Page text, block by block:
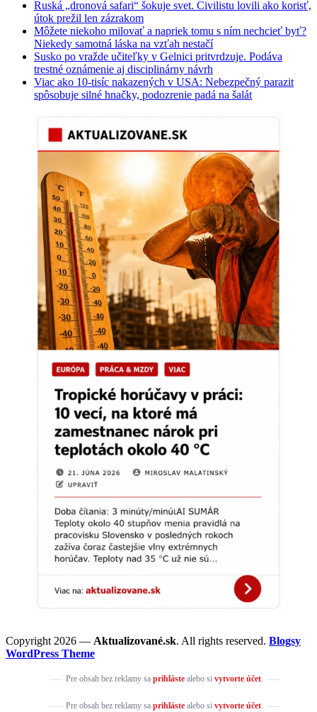
Ruská „dronová safari“ šokuje svet. Civilistu lovili ako korisť,
útok prežil len zázrakom
Môžete niekoho milovať a napriek tomu s ním nechcieť byť?
Niekedy samotná láska na vzťah nestačí
Susko po vražde učiteľky v Gelnici pritvrdzuje. Podáva
trestné oznámenie aj disciplinárny návrh
Viac ako 10-tisíc nakazených v USA: Nebezpečný parazit
spôsobuje silné hnačky, podozrenie padá na šalát
Copyright 2026 — Aktualizované.sk. All rights reserved. Blogsy
WordPress Theme
Pre obsah bez reklamy sa prihlástealebo si vytvorte účet.